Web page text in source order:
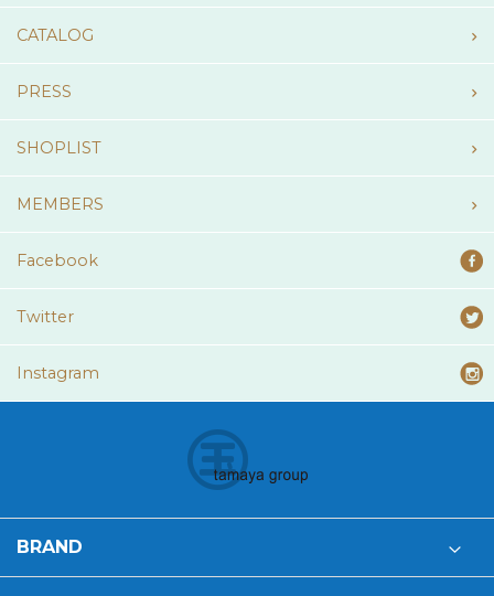
CATALOG
PRESS
SHOPLIST
MEMBERS
Facebook
Twitter
Instagram
BRAND